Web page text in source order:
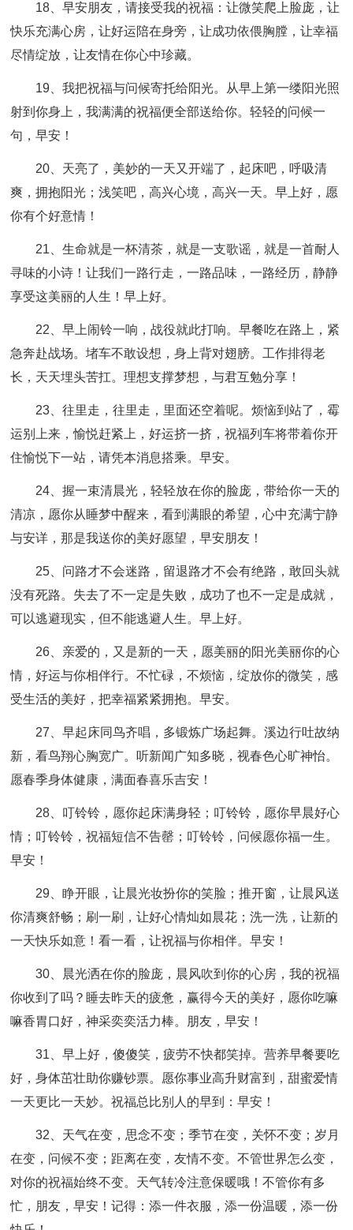
18、早安朋友，请接受我的祝福：让微笑爬上脸庞，让
快乐充满心房，让好运陪在身旁，让成功依偎胸膛，让幸福
尽情绽放，让友情在你心中珍藏。
19、我把祝福与问候寄托给阳光。从早上第一缕阳光照
射到你身上，我满满的祝福便全部送给你。轻轻的问候一
句，早安！
20、天亮了，美妙的一天又开端了，起床吧，呼吸清
爽，拥抱阳光；浅笑吧，高兴心境，高兴一天。早上好，愿
你有个好意情！
21、生命就是一杯清茶，就是一支歌谣，就是一首耐人
寻味的小诗！让我们一路行走，一路品味，一路经历，静静
享受这美丽的人生！早上好。
22、早上闹铃一响，战役就此打响。早餐吃在路上，紧
急奔赴战场。堵车不敢设想，身上背对翅膀。工作排得老
长，天天埋头苦扛。理想支撑梦想，与君互勉分享！
23、往里走，往里走，里面还空着呢。烦恼到站了，霉
运别上来，愉悦赶紧上，好运挤一挤，祝福列车将带着你开
住愉悦下一站，请凭本消息搭乘。早安。
24、握一束清晨光，轻轻放在你的脸庞，带给你一天的
清凉，愿你从睡梦中醒来，看到满眼的希望，心中充满宁静
与安详，那是我送你的美好愿望，早安朋友！
25、问路才不会迷路，留退路才不会有绝路，敢回头就
没有死路。失去了不一定是失败，成功了也不一定是成就，
可以逃避现实，但不能逃避人生。早上好。
26、亲爱的，又是新的一天，愿美丽的阳光美丽你的心
情，好运与你相伴行。不忙碌，不烦恼，绽放你的微笑，感
受生活的美好，把幸福紧紧拥抱。早安。
27、早起床同鸟齐唱，多锻炼广场起舞。溪边行吐故纳
新，看鸟翔心胸宽广。听新闻广知多晓，视春色心旷神怡。
愿春季身体健康，满面春喜乐吉安！
28、叮铃铃，愿你起床满身轻；叮铃铃，愿你早晨好心
情；叮铃铃，祝福短信不告罄；叮铃铃，问候愿你福一生。
早安！
29、睁开眼，让晨光妆扮你的笑脸；推开窗，让晨风送
你清爽舒畅；刷一刷，让好心情灿如晨花；洗一洗，让新的
一天快乐如意！看一看，让祝福与你相伴。早安！
30、晨光洒在你的脸庞，晨风吹到你的心房，我的祝福
你收到了吗？睡去昨天的疲惫，赢得今天的美好，愿你吃嘛
嘛香胃口好，神采奕奕活力棒。朋友，早安！
31、早上好，傻傻笑，疲劳不快都笑掉。营养早餐要吃
好，身体茁壮助你赚钞票。愿你事业高升财富到，甜蜜爱情
一天更比一天妙。祝福总比别人的早到：早安！
32、天气在变，思念不变；季节在变，关怀不变；岁月
在变，问候不变；距离在变，友情不变。不管世界怎么变，
对你的祝福始终不变。天气转冷注意保暖哦！不管你有多
忙，朋友，早安！记得：添一件衣服，添一份温暖，添一份